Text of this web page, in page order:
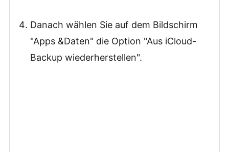
Danach wählen Sie auf dem Bildschirm
"Apps &Daten" die Option "Aus iCloud-
Backup wiederherstellen".